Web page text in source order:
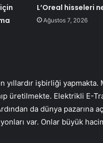
L’Oreal hisseleri
Ağustos 7, 2026
yıllardır işbirliği yapmakta.
üretilmekte. Elektrikli E-
da dünya pazarına
var. Onlar büyük